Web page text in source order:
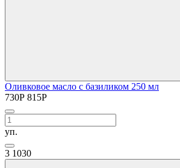
Оливковое масло с базиликом 250 мл
730Р 815Р
уп.
3 1030